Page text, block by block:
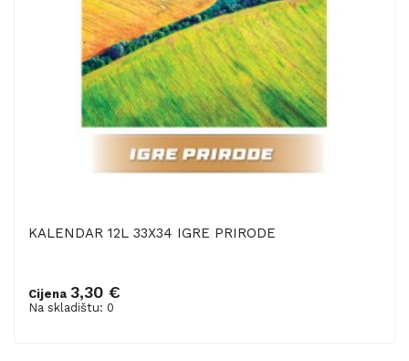
KALENDAR 12L 33X34 IGRE PRIRODE
Cijena 3,30 €
Na skladištu: 0